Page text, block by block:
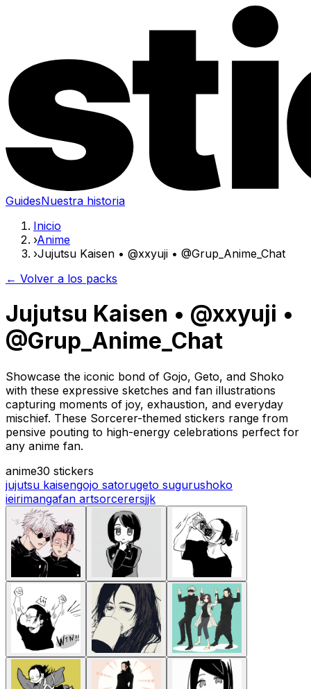
GuidesNuestra historia
Inicio
›Anime
›Jujutsu Kaisen • @xxyuji • @Grup_Anime_Chat
← Volver a los packs
Jujutsu Kaisen • @xxyuji •
@Grup_Anime_Chat
Showcase the iconic bond of Gojo, Geto, and Shoko
with these expressive sketches and fan illustrations
capturing moments of joy, exhaustion, and everyday
mischief. These Sorcerer-themed stickers range from
pensive pouting to high-energy celebrations perfect for
any anime fan.
anime30 stickers
jujutsu kaisengojo satorugeto sugurushoko
ieirimangafan artsorcerersjjk